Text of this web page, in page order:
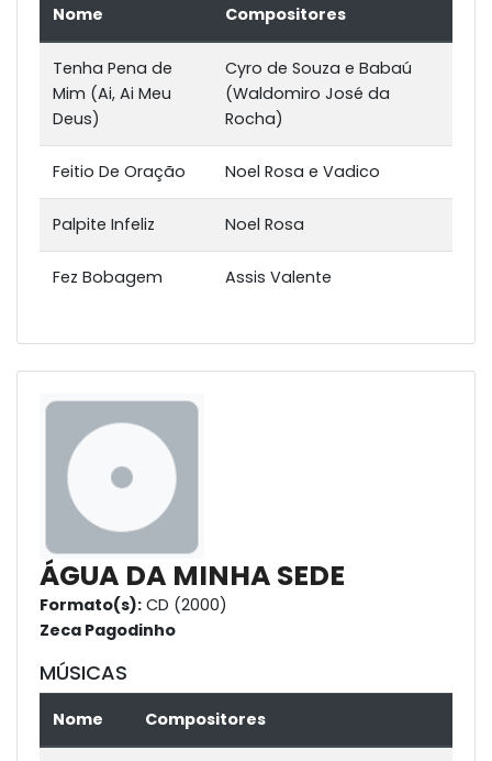
Nome Compositores
Tenha Pena de
Mim (Ai, Ai Meu
Deus)
Cyro de Souza e Babaú
(Waldomiro José da
Rocha)
Feitio De Oração Noel Rosa e Vadico
Palpite Infeliz Noel Rosa
Fez Bobagem Assis Valente
ÁGUA DA MINHA SEDE
Formato(s): CD (2000)
Zeca Pagodinho
MÚSICAS
Nome Compositores